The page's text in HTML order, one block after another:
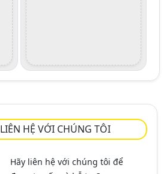
LIÊN HỆ VỚI CHÚNG TÔI
Hãy liên hệ với chúng tôi để